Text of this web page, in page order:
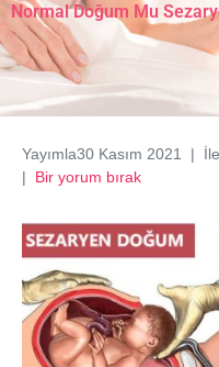
Normal Doğum Mu
Yayımla30 Kasım 2021 İle
Bir yorum bırak